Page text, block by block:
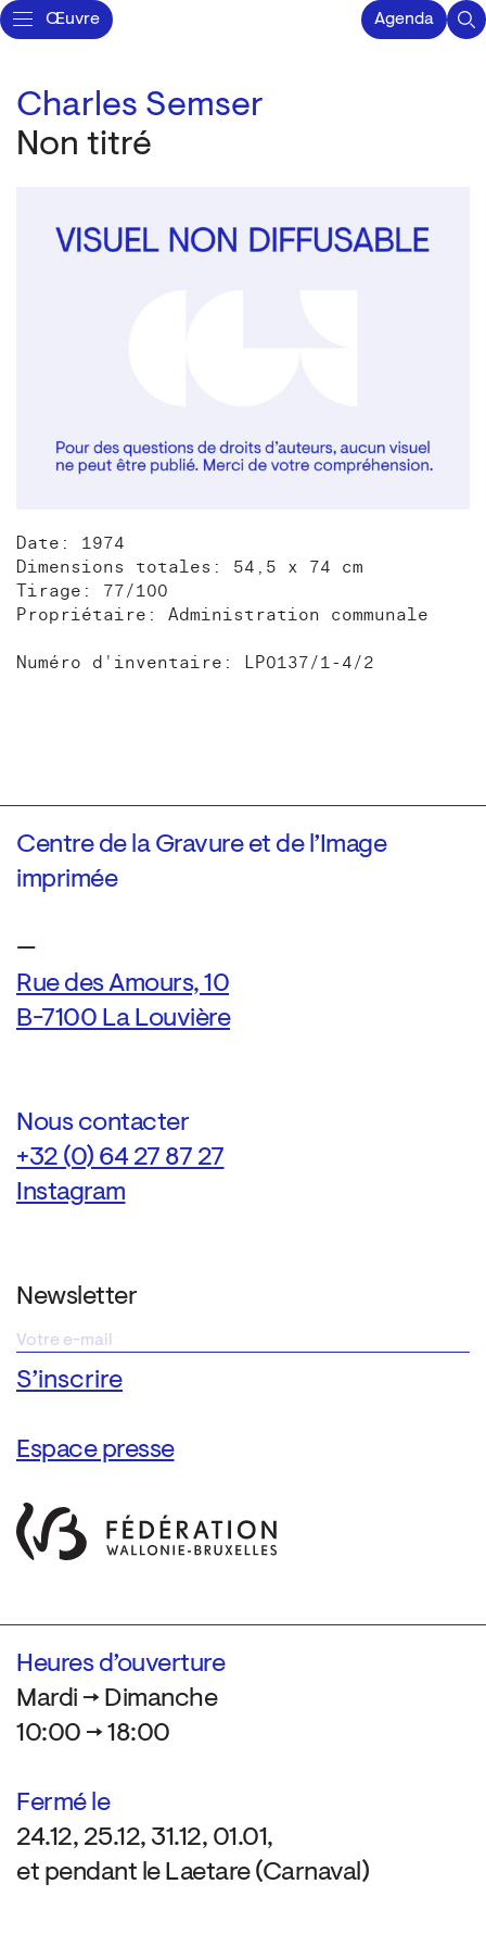
Œuvre Agenda
Charles Semser
Non titré
Date: 1974
Dimensions totales: 54,5 x 74 cm
Tirage: 77/100
Propriétaire: Administration communale
Numéro d'inventaire: LP0137/1-4/2
Centre de la Gravure et de l’Image
imprimée
—
Rue des Amours, 10
B-7100 La Louvière
Nous contacter
+32 (0) 64 27 87 27
Instagram
Newsletter
Espace presse
Heures d’ouverture
Mardi → Dimanche
10:00 → 18:00
Fermé le
24.12, 25.12, 31.12, 01.01,
et pendant le Laetare (Carnaval)